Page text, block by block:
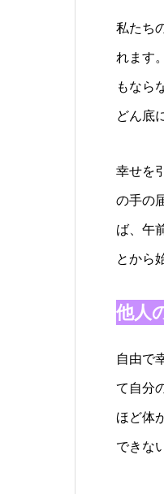
私たち
れます
もなら
どん底
幸せを
の手の
ば、午
とから
他人
自由で
て自分
ほど体
できな